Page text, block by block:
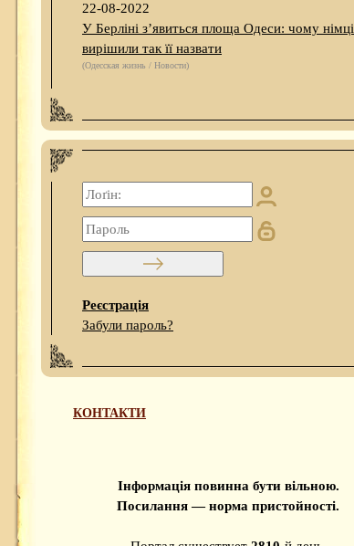
22-08-2022
У Берліні з’явиться площа Одеси: чому німці
вирішили так її назвати
(Одесская жизнь / Новости)
Реєстрація
Забули пароль?
КОНТАКТИ
Інформація повинна бути вільною.
Посилання — норма пристойності.